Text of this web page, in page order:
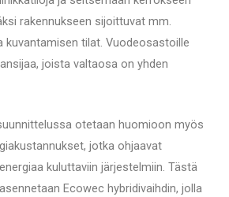
rakennukseen sijoittuvat mm.
kuvantamisen tilat. Vuodeosastoille
joista valtaosa on yhden
otetaan huomioon myös
jotka ohjaavat
kuluttaviin järjestelmiin. Tästä
Ecowec hybridivaihdin, jolla